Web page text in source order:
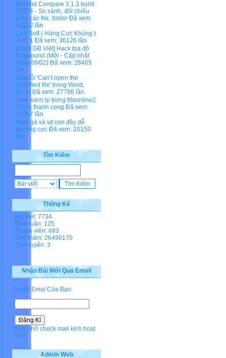
Beyond Compare 3.1.3 build
10374 - So sánh, đối chiếu
giữa các file, folder Đã xem:
38232 lần
Link Soft ( Hàng Cực Khủng )
Part .1 Đã xem: 36126 lần
[Hack GB Việt] Hack tọa độ
Gunbound (Mới - Cập nhật
ngày 09/02) Đã xem: 28465
lần
Sửa lỗi 'Can’t open the
specified file' trong Word,
Excel Đã xem: 27786 lần
cach kiem lp trong fifaonline2
100% thanh cong Đã xem:
20857 lần
Hình gà và vịt con đây dễ
thương cực Đã xem: 20150
lần
Tìm Kiếm
Thống Kê
Bài viết: 7734
Bình luận: 125
Thành viên: 683
Ghé thăm: 26498170
Trực tuyến: 3
Nhận Bài Mới Qua Email
Nhập Emai Của Bạn:
Bạn nhớ check mail kích hoạt
nhé!
Admin Web